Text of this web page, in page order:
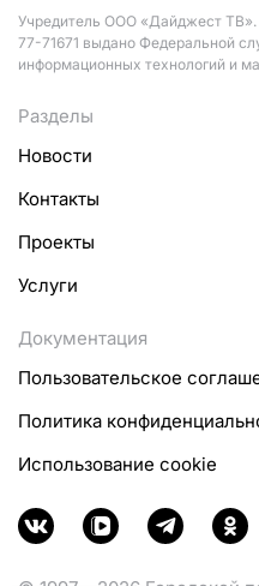
Учредитель ООО «Дайджест
77-71671 выдано Федеральной
информационных технологий и
Разделы
Новости
Контакты
Проекты
Услуги
Документация
Пользовательское
Политика
Использование cookie